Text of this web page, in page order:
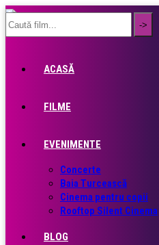
ACASĂ
FILME
EVENIMENTE
Concerte
Baia Turcească
Cinema pentru copii
Rooftop Silent Cinema
BLOG